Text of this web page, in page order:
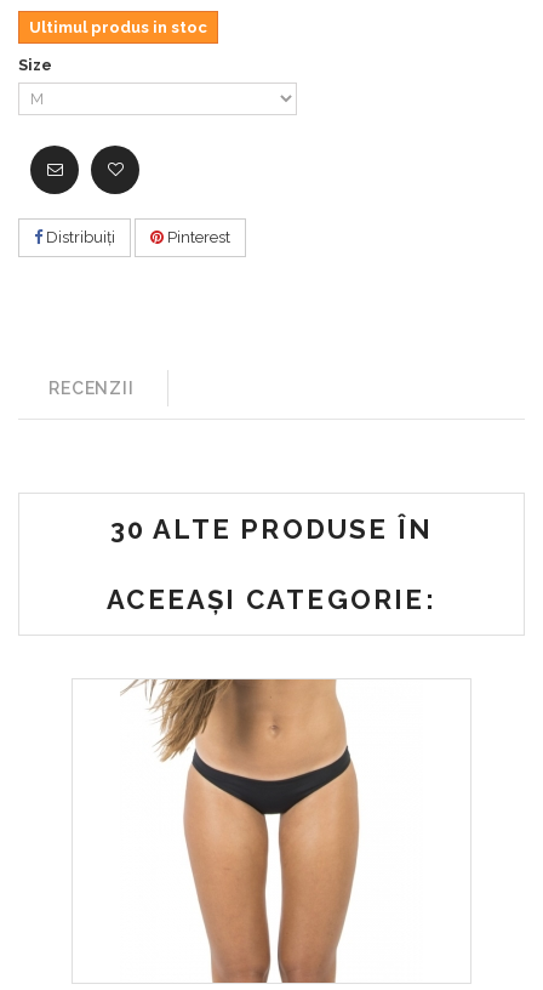
Ultimul produs in stoc
Size
Distribuiţi Pinterest
RECENZII
30 ALTE PRODUSE ÎN
ACEEAȘI CATEGORIE: